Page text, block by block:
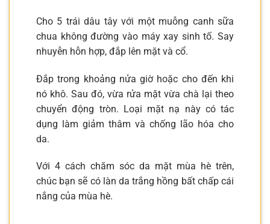
Cho 5 trái dâu tây với một muỗng canh sữa
chua không đường vào máy xay sinh tố. Say
nhuyễn hỗn hợp, đắp lên mặt và cổ.
Đắp trong khoảng nửa giờ hoặc cho đến khi
nó khô. Sau đó, vừa rửa mặt vừa chà lại theo
chuyển động tròn. Loại mặt nạ này có tác
dụng làm giảm thâm và chống lão hóa cho
da.
Với 4 cách chăm sóc da mặt mùa hè trên,
chúc bạn sẽ có làn da trắng hồng bất chấp cái
nắng của mùa hè.